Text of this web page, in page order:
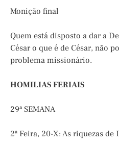
Monição final
Quem está disposto a dar a
César o que é de César, não
problema missionário.
HOMILIAS FERIAIS
29ª SEMANA
2ª Feira, 20-X: As riquezas de